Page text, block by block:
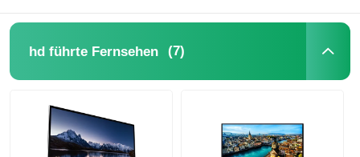
hd führte Fernsehen (7)